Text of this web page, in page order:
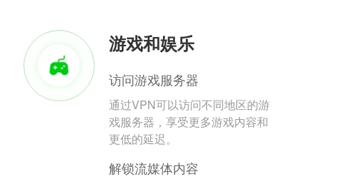
游戏和娱乐
访问游戏服务器
通过VPN可以访问不同地区的游
戏服务器，享受更多游戏内容和
更低的延迟。
解锁流媒体内容